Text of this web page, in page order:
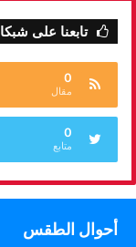
تابعنا على
0
مقال
0
متابع
أحوال الطقس